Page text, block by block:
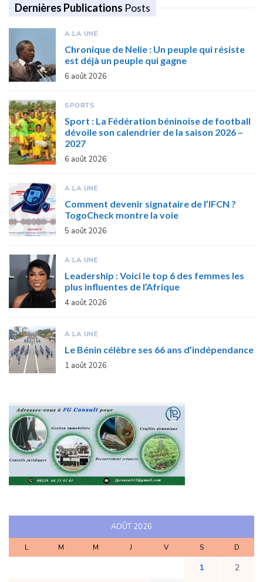
Dernières Publications Posts
A LA UNE
Chronique de Nelie : Un peuple qui résiste
est déjà un peuple qui gagne
6 août 2026
SPORTS
Sport : La Fédération béninoise de football
dévoile son calendrier de la saison 2026 –
2027
6 août 2026
A LA UNE
Comment devenir signataire de l’IFCN ?
TogoCheck montre la voie
5 août 2026
A LA UNE
Leadership : Voici le top 6 des femmes les
plus influentes de l’Afrique
4 août 2026
A LA UNE
Le Bénin célèbre ses 66 ans d’indépendance
1 août 2026
AOÛT 2026
L M M J V S D
1
2